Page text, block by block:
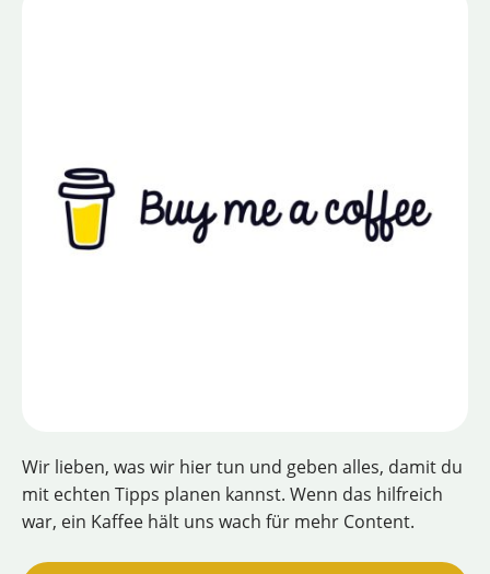
Wir lieben, was wir hier tun und geben alles, damit du
mit echten Tipps planen kannst. Wenn das hilfreich
war, ein Kaffee hält uns wach für mehr Content.